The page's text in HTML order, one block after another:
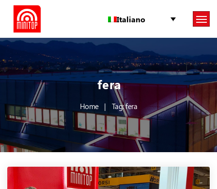
Italiano
fera
Home Tag: fera